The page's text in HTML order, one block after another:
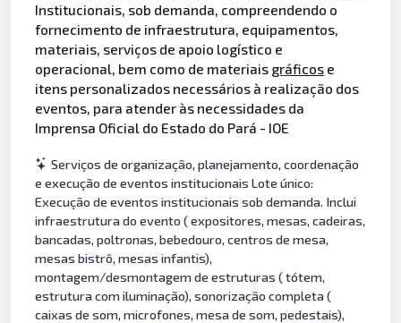
Institucionais, sob demanda, compreendendo o
fornecimento de infraestrutura, equipamentos,
materiais, serviços de apoio logístico e
operacional, bem como de materiais gráficos e
itens personalizados necessários à realização dos
eventos, para atender às necessidades da
Imprensa Oficial do Estado do Pará - IOE
Serviços de organização, planejamento, coordenação
e execução de eventos institucionais Lote único:
Execução de eventos institucionais sob demanda. Inclui
infraestrutura do evento ( expositores, mesas, cadeiras,
bancadas, poltronas, bebedouro, centros de mesa,
mesas bistrô, mesas infantis),
montagem/desmontagem de estruturas ( tótem,
estrutura com iluminação), sonorização completa (
caixas de som, microfones, mesa de som, pedestais),